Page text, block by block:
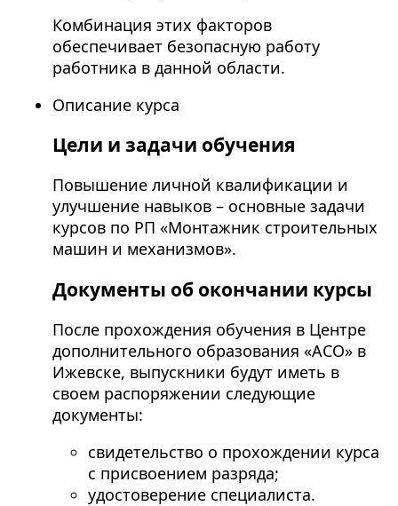
Комбинация этих факторов
обеспечивает безопасную работу
работника в данной области.
Описание курса
Цели и задачи обучения
Повышение личной квалификации и
улучшение навыков – основные задачи
курсов по РП «Монтажник строительных
машин и механизмов».
Документы об окончании курсы
После прохождения обучения в Центре
дополнительного образования «АСО» в
Ижевске, выпускники будут иметь в
своем распоряжении следующие
документы:
свидетельство о прохождении курса
с присвоением разряда;
удостоверение специалиста.